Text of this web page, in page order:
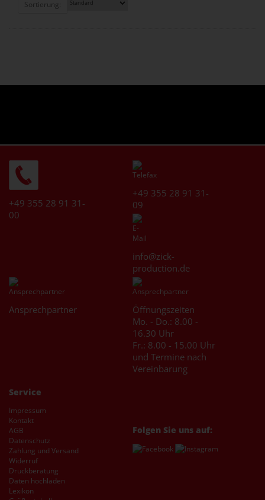
Sortierung:
+49 355 28 91 31-
00
+49 355 28 91 31-
09
info@zick-
production.de
Ansprechpartner
Öffnungszeiten
Mo. - Do.: 8.00 -
16.30 Uhr
Fr.: 8.00 - 15.00 Uhr
und Termine nach
Vereinbarung
Service
Impressum
Kontakt
AGB
Datenschutz
Zahlung und Versand
Widerruf
Druckberatung
Daten hochladen
Lexikon
Folgen Sie uns auf: